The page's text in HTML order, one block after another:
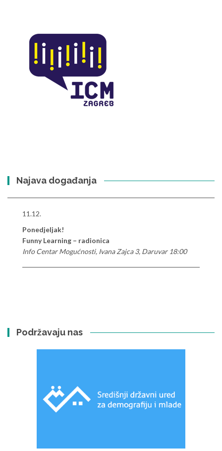
Najava događanja
11.12.
Ponedjeljak!
Funny Learning – radionica
Info Centar Mogućnosti, Ivana Zajca 3, Daruvar 18:00
Podržavaju nas